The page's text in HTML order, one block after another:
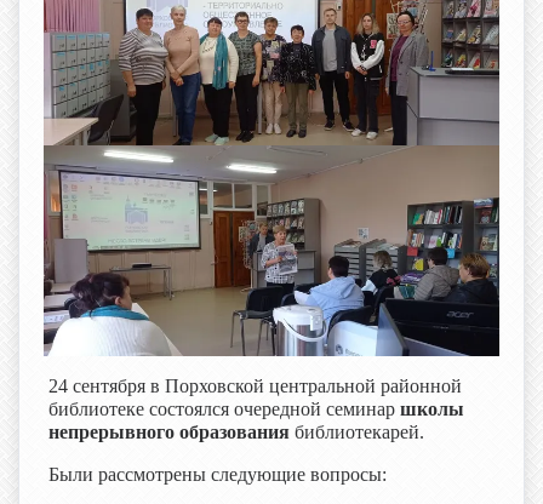
24 сентября в Порховской центральной районной
библиотеке состоялся очередной семинар школы
непрерывного образования библиотекарей.
Были рассмотрены следующие вопросы: